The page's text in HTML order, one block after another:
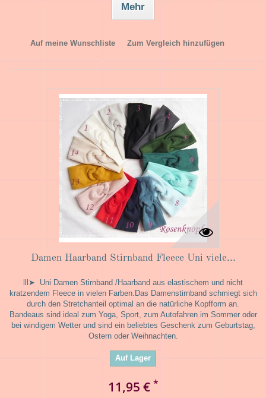
Mehr
Auf meine Wunschliste Zum Vergleich hinzufügen
Damen Haarband Stirnband Fleece Uni viele...
lll➤ Uni Damen Stirnband /Haarband aus elastischem und nicht
kratzendem Fleece in vielen Farben.Das Damenstirnband schmiegt sich
durch den Stretchanteil optimal an die natürliche Kopfform an.
Bandeaus sind ideal zum Yoga, Sport, zum Autofahren im Sommer oder
bei windigem Wetter und sind ein beliebtes Geschenk zum Geburtstag,
Ostern oder Weihnachten.
Auf Lager
11,95 € *